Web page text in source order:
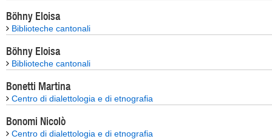
Böhny Eloisa
Biblioteche cantonali
Böhny Eloisa
Biblioteche cantonali
Bonetti Martina
Centro di dialettologia e di etnografia
Bonomi Nicolò
Centro di dialettologia e di etnografia